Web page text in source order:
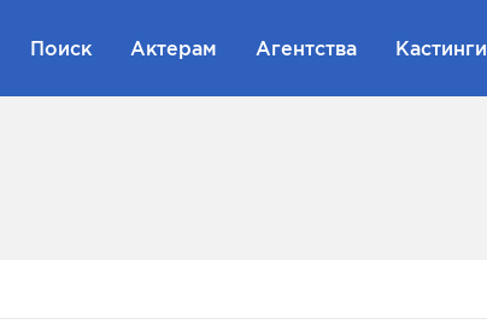
Поиск Актерам Агентства Кастинги